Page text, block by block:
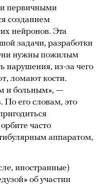
первичными
созданием
нейронов. Эта
задачи, разработки
нужны пожилым
нарушения, из-за чего
ломают кости.
и больным», —
По его словам, это
часто
аппаратом,
иностранные)
об участии